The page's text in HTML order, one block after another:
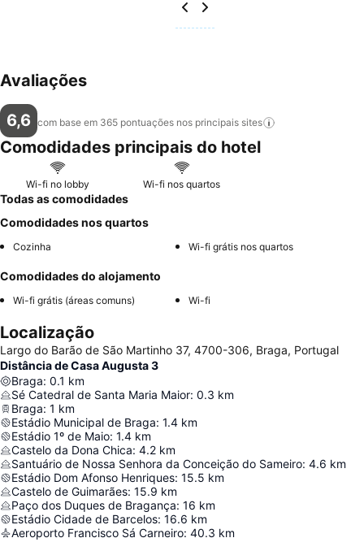
Avaliações
6,6 com base em 365 pontuações nos principais sites
Comodidades principais do hotel
Wi-fi no lobby Wi-fi nos quartos
Todas as comodidades
Comodidades nos quartos
Cozinha Wi-fi grátis nos quartos
Comodidades do alojamento
Wi-fi grátis (áreas comuns) Wi-fi
Localização
Largo do Barão de São Martinho 37, 4700-306, Braga, Portugal
Distância de Casa Augusta 3
Braga: 0.1 km
Sé Catedral de Santa Maria Maior: 0.3 km
Braga: 1 km
Estádio Municipal de Braga: 1.4 km
Estádio 1º de Maio: 1.4 km
Castelo da Dona Chica: 4.2 km
Santuário de Nossa Senhora da Conceição do Sameiro: 4.6 km
Estádio Dom Afonso Henriques: 15.5 km
Castelo de Guimarães: 15.9 km
Paço dos Duques de Bragança: 16 km
Estádio Cidade de Barcelos: 16.6 km
Aeroporto Francisco Sá Carneiro: 40.3 km